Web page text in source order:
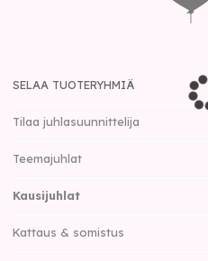
SELAA TUOTERYHMIÄ
Tilaa juhlasuunnittelija
Teemajuhlat
Kausijuhlat
Kattaus & somistus